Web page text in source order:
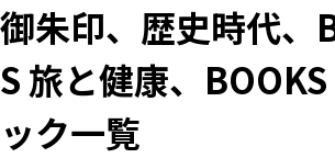
御朱印、歴史時代、
S 旅と健康、
ック一覧